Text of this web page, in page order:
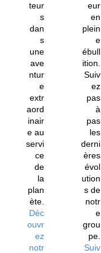
teur
s
dan
s
une
ave
ntur
e
extr
aord
inair
e au
servi
ce
de
la
plan
ète.
Déc
ouvr
ez
notr
eur
en
plein
e
ébull
ition.
Suiv
ez
pas
à
pas
les
derni
ères
évol
ution
s de
notr
e
grou
pe.
Suiv